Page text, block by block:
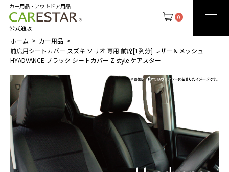
0
カー用品・アウトドア用品
公式通販
ホーム
カー用品
前席用シートカバー スズキ ソリオ 専用 前席[1列分] レザー＆メッシュ
HYADVANCE ブラック シートカバー Z-style ケアスター